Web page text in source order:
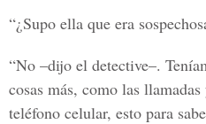
“¿Supo ella que era
“No –dijo el detective–.
cosas más, como las
teléfono celular, esto para